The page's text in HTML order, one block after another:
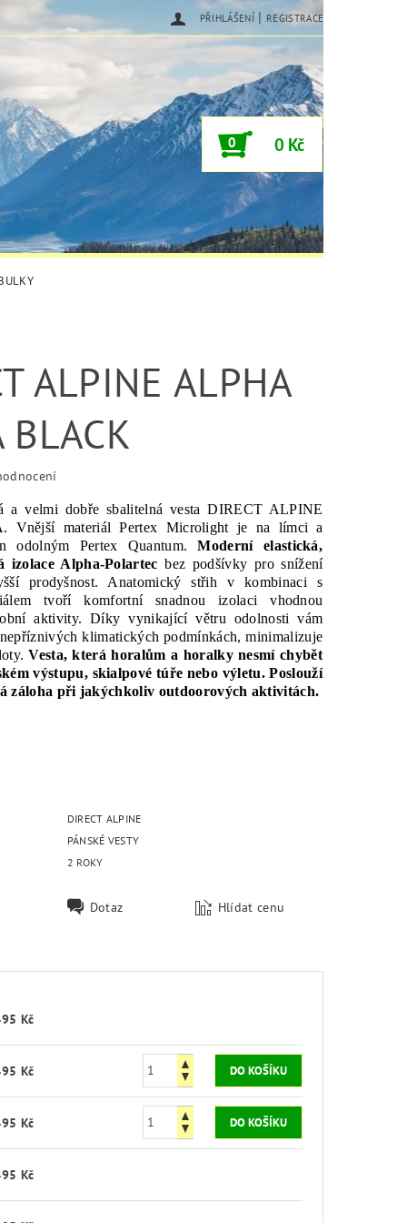
PŘIHLÁŠENÍ | REGISTRACE
0 0 Kč
ALPINE ALPHA
BLACK
a velmi dobře sbalitelná vesta DIRECT ALPINE
Vnější materiál Pertex Microlight je na límci a
odolným Pertex Quantum.Moderní elastická,
izolace Alpha-Polartec bez podšívky pro snížení
prodyšnost. Anatomický střih v kombinaci s
tvoří komfortní snadnou izolaci vhodnou
aktivity. Díky vynikající větru odolnosti vám
klimatických podmínkách, minimalizuje
Vesta, která horalům a horalky nesmí chybět
výstupu, skialpové túře nebo výletu. Poslouží
záloha při jakýchkoliv outdoorových aktivitách.
DIRECT ALPINE
PÁNSKÉ VESTY
2 ROKY
Dotaz Hlídat cenu
Kč
Kč
Kč
Kč